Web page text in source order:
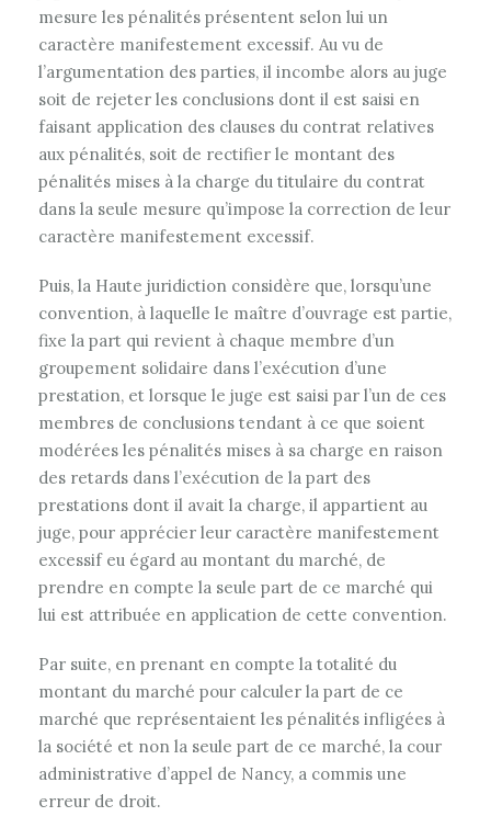
mesure les pénalités présentent selon lui un
caractère manifestement excessif. Au vu de
l’argumentation des parties, il incombe alors au juge
soit de rejeter les conclusions dont il est saisi en
faisant application des clauses du contrat relatives
aux pénalités, soit de rectifier le montant des
pénalités mises à la charge du titulaire du contrat
dans la seule mesure qu’impose la correction de leur
caractère manifestement excessif.
Puis, la Haute juridiction considère que, lorsqu’une
convention, à laquelle le maître d’ouvrage est partie,
fixe la part qui revient à chaque membre d’un
groupement solidaire dans l’exécution d’une
prestation, et lorsque le juge est saisi par l’un de ces
membres de conclusions tendant à ce que soient
modérées les pénalités mises à sa charge en raison
des retards dans l’exécution de la part des
prestations dont il avait la charge, il appartient au
juge, pour apprécier leur caractère manifestement
excessif eu égard au montant du marché, de
prendre en compte la seule part de ce marché qui
lui est attribuée en application de cette convention.
Par suite, en prenant en compte la totalité du
montant du marché pour calculer la part de ce
marché que représentaient les pénalités infligées à
la société et non la seule part de ce marché, la cour
administrative d’appel de Nancy, a commis une
erreur de droit.